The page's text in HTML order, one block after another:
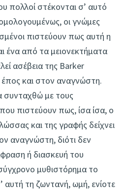
πολλοί στέκονται σ’ αυτό
οι γνώμες
πιστεύουν πως αυτή η
ένα από τα μειονεκτήματα
ασέβεια της Barker
και στον αναγνώστη.
συνταχθώ με τους
πιστεύουν πως, ίσα ίσα, ο
και της γραφής δείχνει
αναγνώστη, διότι δεν
ή διασκευή του
μυθιστόρημα το
αυτή τη ζωντανή, ωμή, ενίοτε